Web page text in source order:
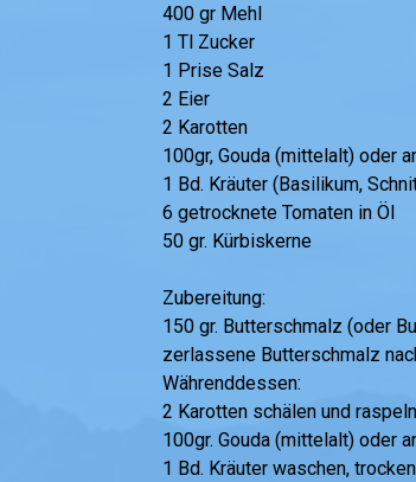
400 gr Mehl
1 Tl Zucker
1 Prise Salz
2 Eier
2 Karotten
100gr, Gouda (mittelalt) oder
1 Bd. Kräuter (Basilikum,
6 getrocknete Tomaten in Öl
50 gr. Kürbiskerne
Zubereitung:
150 gr. Butterschmalz (oder
zerlassene Butterschmalz
Währenddessen:
2 Karotten schälen und
100gr. Gouda (mittelalt) oder
1 Bd. Kräuter waschen,